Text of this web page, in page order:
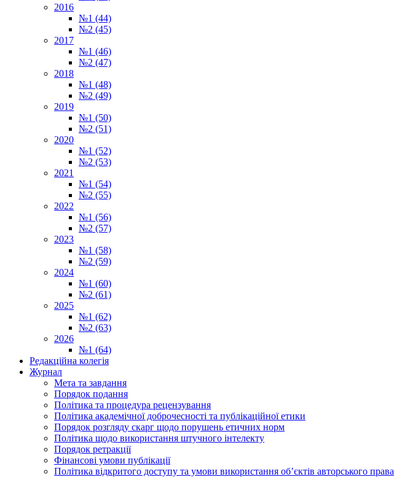
2016
№1 (44)
№2 (45)
2017
№1 (46)
№2 (47)
2018
№1 (48)
№2 (49)
2019
№1 (50)
№2 (51)
2020
№1 (52)
№2 (53)
2021
№1 (54)
№2 (55)
2022
№1 (56)
№2 (57)
2023
№1 (58)
№2 (59)
2024
№1 (60)
№2 (61)
2025
№1 (62)
№2 (63)
2026
№1 (64)
Редакційна колегія
Журнал
Мета та завдання
Порядок подання
Політика та процедура рецензування
Політика академічної доброчесності та публікаційної етики
Порядок розгляду скарг щодо порушень етичних норм
Політика щодо використання штучного інтелекту
Порядок ретракції
Фінансові умови публікації
Політика відкритого доступу та умови використання обʼєктів авторського права